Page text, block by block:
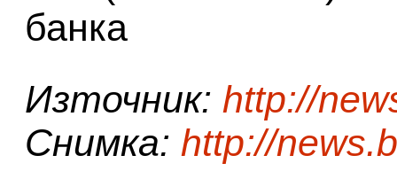
банка
Източник: http://
Снимка: http://